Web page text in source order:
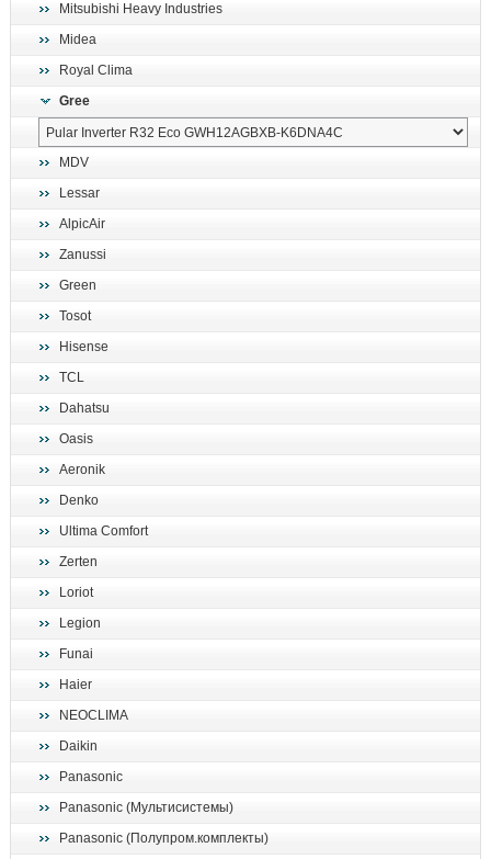
Mitsubishi Heavy Industries
Midea
Royal Clima
Gree
MDV
Lessar
AlpicAir
Zanussi
Green
Tosot
Hisense
TCL
Dahatsu
Oasis
Aeronik
Denko
Ultima Comfort
Zerten
Loriot
Legion
Funai
Haier
NEOCLIMA
Daikin
Panasonic
Panasonic (Мультисистемы)
Panasonic (Полупром.комплекты)